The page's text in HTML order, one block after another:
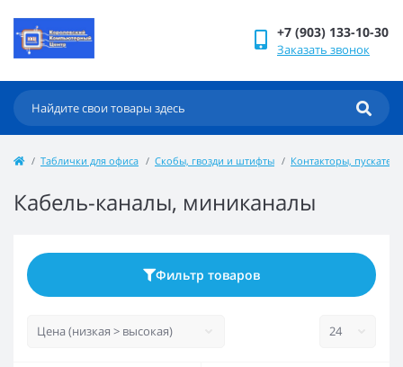
+7 (903) 133-10-30
Заказать звонок
Таблички для офиса Скобы, гвозди и штифты Контакторы,
Кабель-каналы, миниканалы
Фильтр товаров